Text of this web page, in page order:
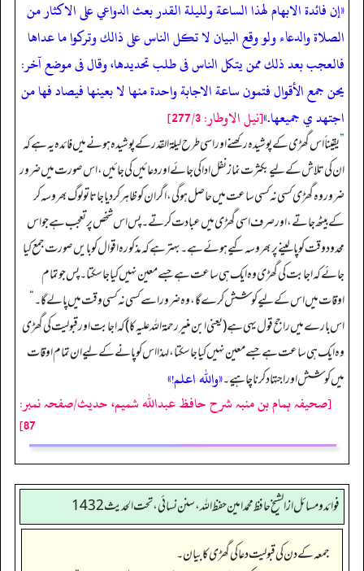
«إن فائدة الابهام لهذا الساعة ولليلة القدر بعث الدواعي على الاكثار من
الصلاة والدعاء ولو وقع البيان لا تكل الناس على ذالك وتركوا ما عداها
فالعجب بعد ذلك ممن يتكل الناس فى طلب تحديدها، وقال فى موضع آخر:
يحن جمع الأقوال فتمون ساعة الاجابة واحدة منها لا بعينها فيصاد فها من
اجتهد ي جميعها.»[نيل الاوطار: 277/3]
”یقیناً اس گھڑی کے پوشیدہ رکھنے اور اسی طرح لیلة القدر کے پوشیدہ ہونے میں فائدہ یہ ہے کہ
ان کی تلاش کے لیے بکثرت نماز نفل ادا کی جائے اور دعائیں کی جائیں، اس صورت میں ضرور
ضرور وہ گھڑی کسی نہ کسی ساعت میں حاصل ہو گی، اگر ان کو ظاہر کر دیا جاتا تو لوگ بھروسہ کر
کے بیٹھ جاتے، اور صرف اسی گھڑی میں عبادت کرتے۔ پس اس شخص پر تعجب ہے جو اس
محدود وقت کو پا لینے پر بھروسہ کیے ہوئے ہے۔ بہتر ہے کہ مذکورہ اقوال کو بایں صورت جمع کیا
جائے کہ اجابت کی گھڑی وہ ایک ہی ساعت ہے جسے معین نہیں کیا جا سکتا۔ پس جو تمام
اوقات میں اس کے لیے کوشش کرے گا، وہ ضرور اسے کسی نہ کسی وقت میں پا لے گا۔“
اس بارے میں راجح قول یہی ہے (یعنی ابن منیر رحمة الله علیہ کا) کہ اجابت اور قبولیت کی گھڑی
وہ ایک ہی ساعت ہے جسے معین نہیں کیا جا سکتا، لہذا اس کو پانے کے لیے ان تمام اوقات
میں کوشش اور اجتہاد کرنا چاہیے۔«والله اعلم!»
[صحیفہ ہمام بن منبہ شرح حافظ عبداللہ شمیم، حدیث/صفحہ نمبر:
87]
فوائد ومسائل از الشيخ حافظ محمد امين حفظ الله، سنن نسائي، تحت الحديث 1432
جمعہ کے دن کی قبولیت دعا کی گھڑی کا بیان۔